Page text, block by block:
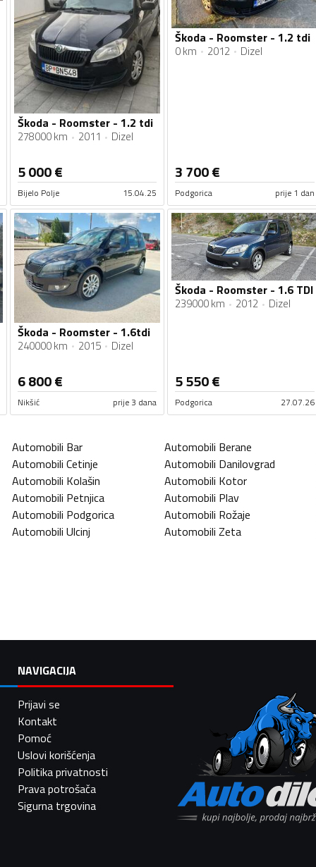
Škoda - Roomster - 1.2 tdi
278000 km 2011 Dizel
5 000€
Bijelo Polje 15.04.25
Škoda - Roomster - 1.2 tdi
0 km 2012 Dizel
3 700€
Podgorica prije 1 dan
Škoda - Roomster - 1.6tdi
240000 km 2015 Dizel
6 800€
Nikšić prije 3 dana
Škoda - Roomster - 1.6 TDI
239000 km 2012 Dizel
5 550€
Podgorica 27.07.26
Automobili Bar Automobili Berane
Automobili Cetinje Automobili Danilovgrad
Automobili Kolašin Automobili Kotor
Automobili Petnjica Automobili Plav
Automobili Podgorica Automobili Rožaje
Automobili Ulcinj Automobili Zeta
NAVIGACIJA
Prijavi se
Kontakt
Pomoć
Uslovi korišćenja
Politika privatnosti
Prava potrošača
Sigurna trgovina